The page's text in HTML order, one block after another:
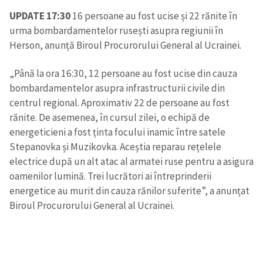
UPDATE 17:3016 persoane au fost ucise și 22 rănite în
urma bombardamentelor rusești asupra regiunii în
Herson, anunță Biroul Procurorului General al Ucrainei.
„Până la ora 16:30, 12 persoane au fost ucise din cauza
bombardamentelor asupra infrastructurii civile din
centrul regional. Aproximativ 22 de persoane au fost
rănite. De asemenea, în cursul zilei, o echipă de
energeticieni a fost ținta focului inamic între satele
Stepanovka și Muzikovka. Aceștia reparau rețelele
electrice după un alt atac al armatei ruse pentru a asigura
oamenilor lumină. Trei lucrători ai întreprinderii
energetice au murit din cauza rănilor suferite”, a anunțat
Biroul Procurorului General al Ucrainei.